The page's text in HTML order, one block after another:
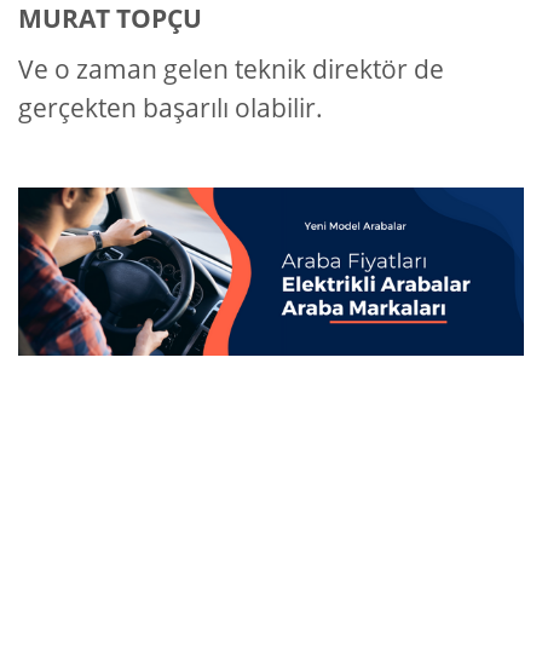
MURAT TOPÇU
Ve o zaman gelen teknik direktör de
gerçekten başarılı olabilir.